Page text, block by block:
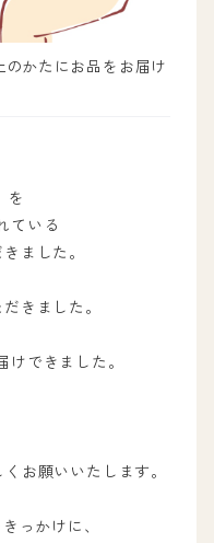
のかたにお品をお届け
を
ている
ました。
きました。
できました。
お願いいたします。
っかけに、